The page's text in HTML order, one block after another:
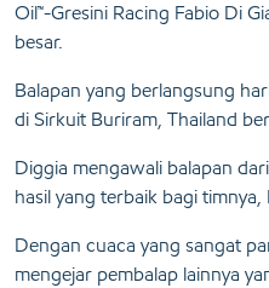
Oil™-Gresini Racing Fabio Di
besar.
Balapan yang berlangsung
di Sirkuit Buriram, Thailand
Diggia mengawali balapan
hasil yang terbaik bagi
Dengan cuaca yang sangat
mengejar pembalap lainnya